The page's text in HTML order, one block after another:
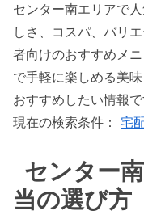
センター南エリアで
しさ、コスパ、バリ
者向けのおすすめメ
で手軽に楽しめる美
おすすめしたい情報で
現在の検索条件： 宅
センター
当の選び方